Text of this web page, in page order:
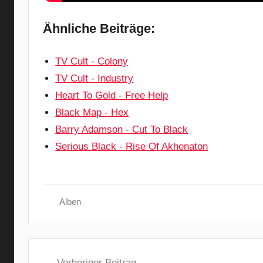
Ähnliche Beiträge:
TV Cult - Colony
TV Cult - Industry
Heart To Gold - Free Help
Black Map - Hex
Barry Adamson - Cut To Black
Serious Black - Rise Of Akhenaton
Alben